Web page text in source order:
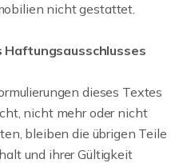
nicht gestattet.
dieses Textes
nicht mehr oder nicht
bleiben die übrigen Teile
und ihrer Gültigkeit